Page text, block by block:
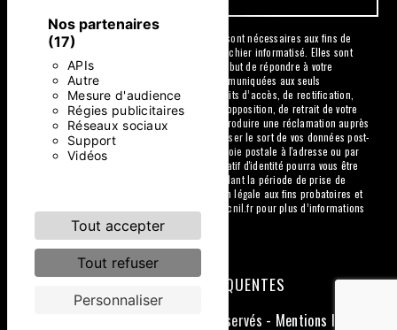
Nos partenaires
(17)
APIs
Autre
Mesure d'audience
Régies publicitaires
Réseaux sociaux
Support
Vidéos
Tout accepter
Tout refuser
Personnaliser
** Les données personnelles communiquées sont nécessaires aux fins de
vous contacter et sont enregistrées dans un fichier informatisé. Elles sont
destinées à et ses sous-traitants dans le seul but de répondre à votre
message. Les données collectées seront communiquées aux seuls
destinataires suivants: . Vous disposez de droits d’accès, de rectification,
d’effacement, de portabilité, de limitation, d’opposition, de retrait de votre
consentement à tout moment et du droit d’introduire une réclamation auprès
d’une autorité de contrôle, ainsi que d’organiser le sort de vos données post-
mortem. Vous pouvez exercer ces droits par voie postale à l'adresse ou par
courrier électronique à l'adresse . Un justificatif d'identité pourra vous être
demandé. Nous conservons vos données pendant la période de prise de
contact puis pendant la durée de prescription légale aux fins probatoires et
de gestion des contentieux. Consultez le site cnil.fr pour plus d’informations
sur vos droits.
RECHERCHES FRÉQUENTES
- 2026 - Tous droits réservés - Mentions légales